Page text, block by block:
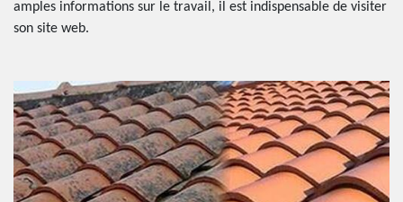
amples informations sur le travail, il est indispensable de visiter
son site web.